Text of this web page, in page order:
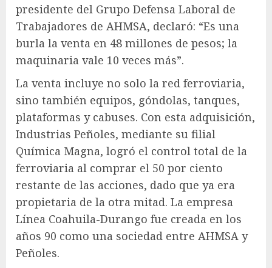
presidente del Grupo Defensa Laboral de
Trabajadores de AHMSA, declaró: “Es una
burla la venta en 48 millones de pesos; la
maquinaria vale 10 veces más”.
La venta incluye no solo la red ferroviaria,
sino también equipos, góndolas, tanques,
plataformas y cabuses. Con esta adquisición,
Industrias Peñoles, mediante su filial
Química Magna, logró el control total de la
ferroviaria al comprar el 50 por ciento
restante de las acciones, dado que ya era
propietaria de la otra mitad. La empresa
Línea Coahuila-Durango fue creada en los
años 90 como una sociedad entre AHMSA y
Peñoles.